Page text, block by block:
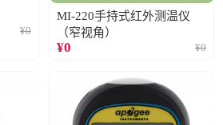
¥0
MI-220手持式红外测温仪
（窄视角）
¥0 ¥0